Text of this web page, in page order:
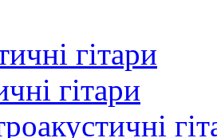
гітари
гітари